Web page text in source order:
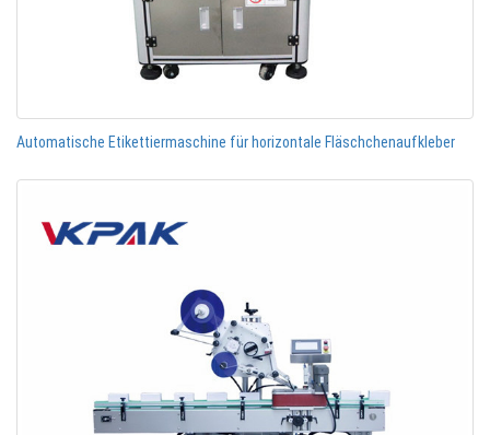
Automatische Etikettiermaschine für horizontale Fläschchenaufkleber